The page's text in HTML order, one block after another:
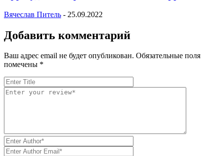
Вячеслав Питель - 25.09.2022
Добавить комментарий
Ваш адрес email не будет опубликован. Обязательные поля
помечены *